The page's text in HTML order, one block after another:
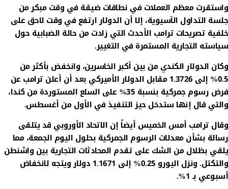
واستقرت معظم العملات في نطاقات ضيقة في وقت مبكر من
جلسة التداول الآسيوية، إلا أن الدولار ارتفع في وقت لاحق على
خلفية تصريحات ترامب الأحدث التي زادت من حالة الضبابية حول
سياسته التجارية المستمرة في التغيير.
وكان الدولار الكندي من بين أكبر الخاسرين، وانخفض بأكثر من
0.5% إلى 1.3726 مقابل الدولار الأميركي بعد أن أعلن ترامب عن
فرض رسوم جمركية بنسبة 35% على السلع المستوردة من كندا،
والتي قال إنها ستدخل حيز التنفيذ في الأول من أغسطس.
وقال ترامب أمس الخميس أيضاً إن الاتحاد الأوروبي قد يتلقى
رسالة بشأن معدلات الرسوم الجمركية بحلول اليوم الجمعة، مما
يلقي بظلال من الشك على تقدم المحادثات التجارية بين واشنطن
والتكتل. ونزل اليورو 0.25% إلى 1.1671 دولار ويتجه لانخفاض
أسبوعي بـ 1%.